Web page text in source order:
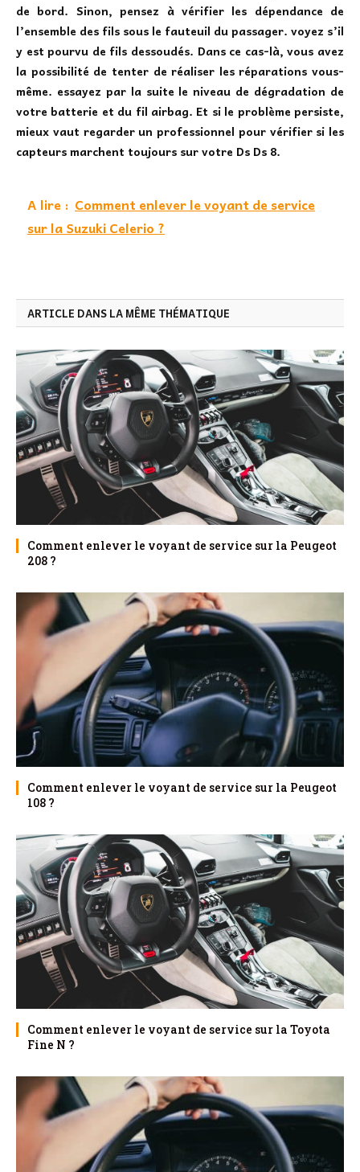
de bord. Sinon, pensez à vérifier les dépendance de
l’ensemble des fils sous le fauteuil du passager. voyez s’il
y est pourvu de fils dessoudés. Dans ce cas-là, vous avez
la possibilité de tenter de réaliser les réparations vous-
même. essayez par la suite le niveau de dégradation de
votre batterie et du fil airbag. Et si le problème persiste,
mieux vaut regarder un professionnel pour vérifier si les
capteurs marchent toujours sur votre Ds Ds 8.
A lire : Comment enlever le voyant de service
sur la Suzuki Celerio ?
ARTICLE DANS LA MÊME THÉMATIQUE
Comment enlever le voyant de service sur la Peugeot
208 ?
Comment enlever le voyant de service sur la Peugeot
108 ?
Comment enlever le voyant de service sur la Toyota
Fine N ?